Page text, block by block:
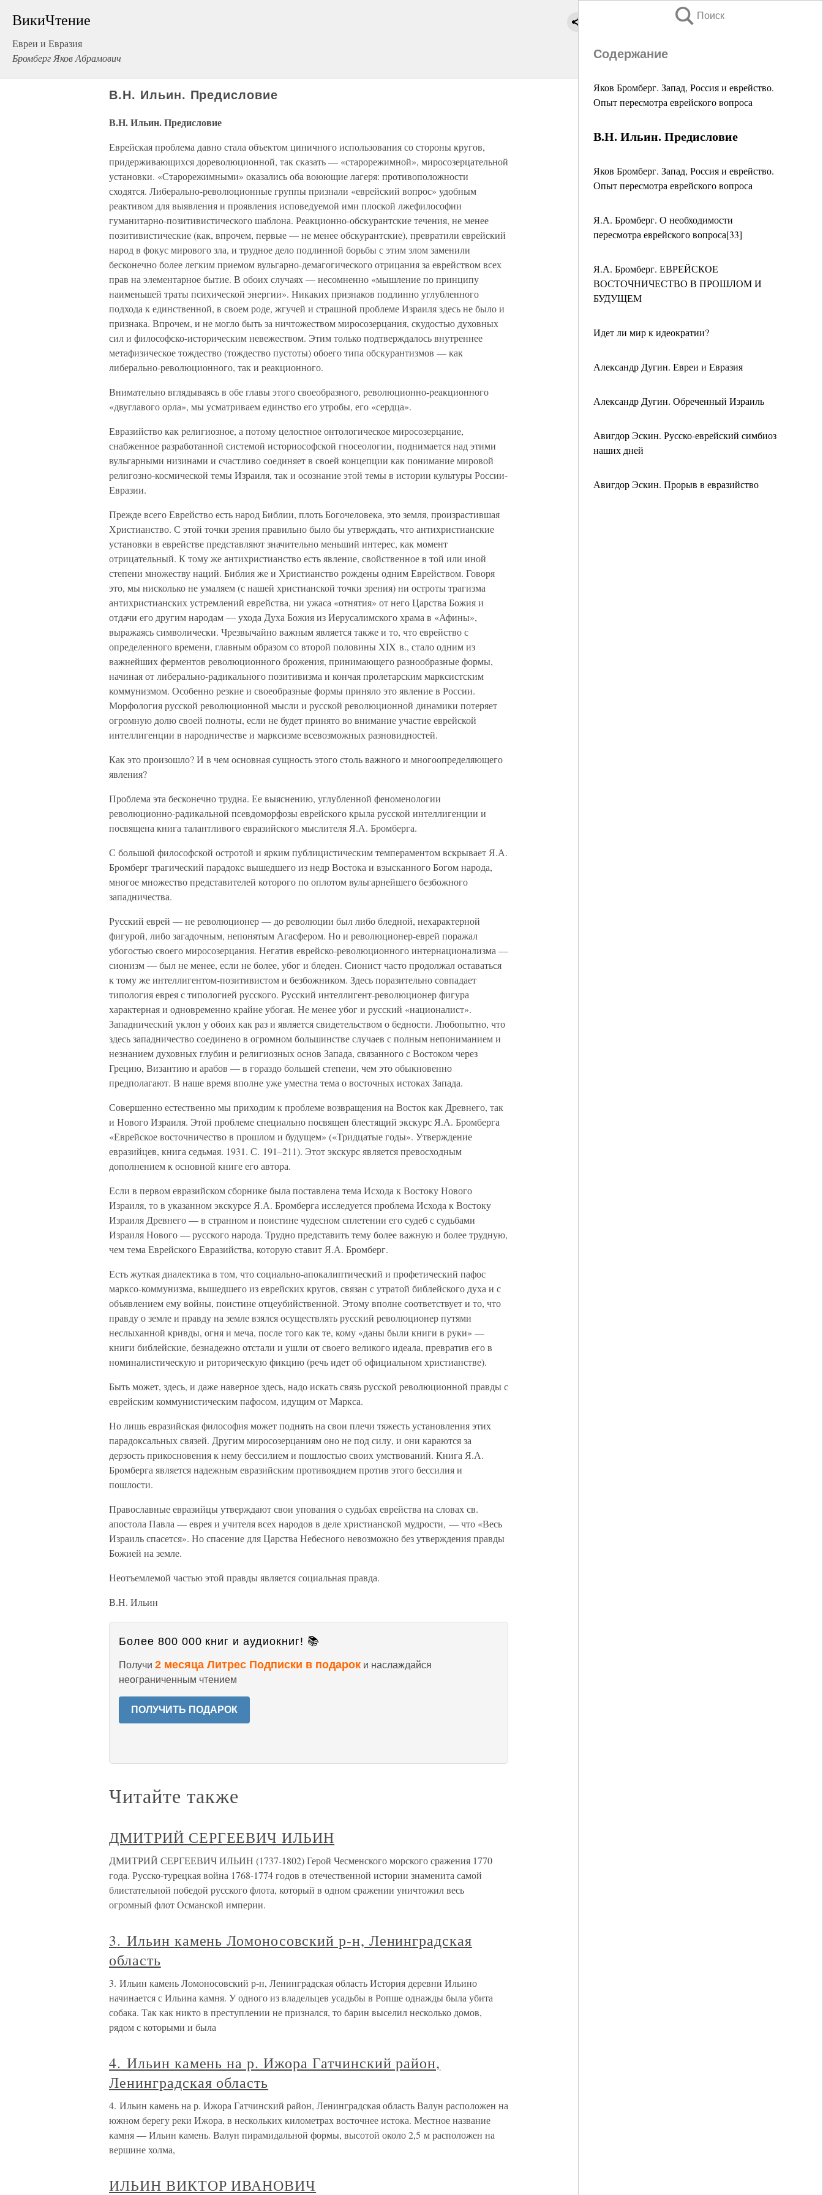
ВикиЧтение
Евреи и Евразия
Бромберг Яков Абрамович
Поиск
Содержание
Яков Бромберг. Запад, Россия и еврейство.
Опыт пересмотра еврейского вопроса
В.Н. Ильин. Предисловие
Яков Бромберг. Запад, Россия и еврейство.
Опыт пересмотра еврейского вопроса
Я.А. Бромберг. О необходимости
пересмотра еврейского вопроса[33]
Я.А. Бромберг. ЕВРЕЙСКОЕ
ВОСТОЧНИЧЕСТВО В ПРОШЛОМ И
БУДУЩЕМ
Идет ли мир к идеократии?
Александр Дугин. Евреи и Евразия
Александр Дугин. Обреченный Израиль
Авигдор Эскин. Русско-еврейский симбиоз
наших дней
Авигдор Эскин. Прорыв в евразийство
В.Н. Ильин. Предисловие
В.Н. Ильин. Предисловие
Еврейская проблема давно стала объектом циничного использования со стороны кругов,
придерживающихся дореволюционной, так сказать — «старорежимной», миросозерцательной
установки. «Старорежимными» оказались оба воюющие лагеря: противоположности
сходятся. Либерально-революционные группы признали «еврейский вопрос» удобным
реактивом для выявления и проявления исповедуемой ими плоской лжефилософии
гуманитарно-позитивистического шаблона. Реакционно-обскурантские течения, не менее
позитивистические (как, впрочем, первые — не менее обскурантские), превратили еврейский
народ в фокус мирового зла, и трудное дело подлинной борьбы с этим злом заменили
бесконечно более легким приемом вульгарно-демагогического отрицания за еврейством всех
прав на элементарное бытие. В обоих случаях — несомненно «мышление по принципу
наименьшей траты психической энергии». Никаких признаков подлинно углубленного
подхода к единственной, в своем роде, жгучей и страшной проблеме Израиля здесь не было и
признака. Впрочем, и не могло быть за ничтожеством миросозерцания, скудостью духовных
сил и философско-историческим невежеством. Этим только подтверждалось внутреннее
метафизическое тождество (тождество пустоты) обоего типа обскурантизмов — как
либерально-революционного, так и реакционного.
Внимательно вглядываясь в обе главы этого своеобразного, революционно-реакционного
«двуглавого орла», мы усматриваем единство его утробы, его «сердца».
Евразийство как религиозное, а потому целостное онтологическое миросозерцание,
снабженное разработанной системой историософской гносеологии, поднимается над этими
вульгарными низинами и счастливо соединяет в своей концепции как понимание мировой
религозно-космической темы Израиля, так и осознание этой темы в истории культуры России-
Евразии.
Прежде всего Еврейство есть народ Библии, плоть Богочеловека, это земля, произрастившая
Христианство. С этой точки зрения правильно было бы утверждать, что антихристианские
установки в еврействе представляют значительно меньший интерес, как момент
отрицательный. К тому же антихристианство есть явление, свойственное в той или иной
степени множеству наций. Библия же и Христианство рождены одним Еврейством. Говоря
это, мы нисколько не умаляем (с нашей христианской точки зрения) ни остроты трагизма
антихристианских устремлений еврейства, ни ужаса «отнятия» от него Царства Божия и
отдачи его другим народам — ухода Духа Божия из Иерусалимского храма в «Афины»,
выражаясь символически. Чрезвычайно важным является также и то, что еврейство с
определенного времени, главным образом со второй половины XIX в., стало одним из
важнейших ферментов революционного брожения, принимающего разнообразные формы,
начиная от либерально-радикального позитивизма и кончая пролетарским марксистским
коммунизмом. Особенно резкие и своеобразные формы приняло это явление в России.
Морфология русской революционной мысли и русской революционной динамики потеряет
огромную долю своей полноты, если не будет принято во внимание участие еврейской
интеллигенции в народничестве и марксизме всевозможных разновидностей.
Как это произошло? И в чем основная сущность этого столь важного и многоопределяющего
явления?
Проблема эта бесконечно трудна. Ее выяснению, углубленной феноменологии
революционно-радикальной псевдоморфозы еврейского крыла русской интеллигенции и
посвящена книга талантливого евразийского мыслителя Я.А. Бромберга.
С большой философской остротой и ярким публицистическим темпераментом вскрывает Я.А.
Бромберг трагический парадокс вышедшего из недр Востока и взысканного Богом народа,
многое множество представителей которого по оплотом вульгарнейшего безбожного
западничества.
Русский еврей — не революционер — до революции был либо бледной, нехарактерной
фигурой, либо загадочным, непонятым Агасфером. Но и революционер-еврей поражал
убогостью своего миросозерцания. Негатив еврейско-революционного интернационализма —
сионизм — был не менее, если не более, убог и бледен. Сионист часто продолжал оставаться
к тому же интеллигентом-позитивистом и безбожником. Здесь поразительно совпадает
типология еврея с типологией русского. Русский интеллигент-революционер фигура
характерная и одновременно крайне убогая. Не менее убог и русский «националист».
Западнический уклон у обоих как раз и является свидетельством о бедности. Любопытно, что
здесь западничество соединено в огромном большинстве случаев с полным непониманием и
незнанием духовных глубин и религиозных основ Запада, связанного с Востоком через
Грецию, Византию и арабов — в гораздо большей степени, чем это обыкновенно
предполагают. В наше время вполне уже уместна тема о восточных истоках Запада.
Совершенно естественно мы приходим к проблеме возвращения на Восток как Древнего, так
и Нового Израиля. Этой проблеме специально посвящен блестящий экскурс Я.А. Бромберга
«Еврейское восточничество в прошлом и будущем» («Тридцатые годы». Утверждение
евразийцев, книга седьмая. 1931. С. 191–211). Этот экскурс является превосходным
дополнением к основной книге его автора.
Если в первом евразийском сборнике была поставлена тема Исхода к Востоку Нового
Израиля, то в указанном экскурсе Я.А. Бромберга исследуется проблема Исхода к Востоку
Израиля Древнего — в странном и поистине чудесном сплетении его судеб с судьбами
Израиля Нового — русского народа. Трудно представить тему более важную и более трудную,
чем тема Еврейского Евразийства, которую ставит Я.А. Бромберг.
Есть жуткая диалектика в том, что социально-апокалиптический и профетический пафос
марксо-коммунизма, вышедшего из еврейских кругов, связан с утратой библейского духа и с
объявлением ему войны, поистине отцеубийственной. Этому вполне соответствует и то, что
правду о земле и правду на земле взялся осуществлять русский революционер путями
неслыханной кривды, огня и меча, после того как те, кому «даны были книги в руки» —
книги библейские, безнадежно отстали и ушли от своего великого идеала, превратив его в
номиналистическую и риторическую фикцию (речь идет об официальном христианстве).
Быть может, здесь, и даже наверное здесь, надо искать связь русской революционной правды с
еврейским коммунистическим пафосом, идущим от Маркса.
Но лишь евразийская философия может поднять на свои плечи тяжесть установления этих
парадоксальных связей. Другим миросозерцаниям оно не под силу, и они караются за
дерзость прикосновения к нему бессилием и пошлостью своих умствований. Книга Я.А.
Бромберга является надежным евразийским противоядием против этого бессилия и
пошлости.
Православные евразийцы утверждают свои упования о судьбах еврейства на словах св.
апостола Павла — еврея и учителя всех народов в деле христианской мудрости, — что «Весь
Израиль спасется». Но спасение для Царства Небесного невозможно без утверждения правды
Божией на земле.
Неотъемлемой частью этой правды является социальная правда.
В.Н. Ильин
Более 800 000 книг и аудиокниг! 📚
Получи 2 месяца Литрес Подписки в подарок и наслаждайся
неограниченным чтением
ПОЛУЧИТЬ ПОДАРОК
Читайте также
ДМИТРИЙ СЕРГЕЕВИЧ ИЛЬИН
ДМИТРИЙ СЕРГЕЕВИЧ ИЛЬИН (1737-1802) Герой Чесменского морского сражения 1770
года. Русско-турецкая война 1768-1774 годов в отечественной истории знаменита самой
блистательной победой русского флота, который в одном сражении уничтожил весь
огромный флот Османской империи.
3. Ильин камень Ломоносовский р-н, Ленинградская
область
3. Ильин камень Ломоносовский р-н, Ленинградская область История деревни Ильино
начинается с Ильина камня. У одного из владельцев усадьбы в Ропше однажды была убита
собака. Так как никто в преступлении не признался, то барин выселил несколько домов,
рядом с которыми и была
4. Ильин камень на р. Ижора Гатчинский район,
Ленинградская область
4. Ильин камень на р. Ижора Гатчинский район, Ленинградская область Валун расположен на
южном берегу реки Ижора, в нескольких километрах восточнее истока. Местное название
камня — Ильин камень. Валун пирамидальной формы, высотой около 2,5 м расположен на
вершине холма,
ИЛЬИН ВИКТОР ИВАНОВИЧ